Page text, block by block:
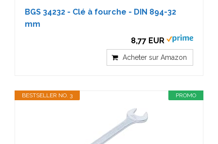
BGS 34232 - Clé à fourche - DIN 894-32
mm
8,77 EUR
Acheter sur Amazon
PROMO
BESTSELLER NO. 3